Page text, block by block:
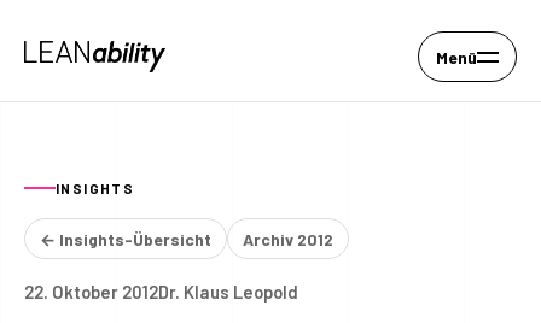
Menü
INSIGHTS
← Insights-Übersicht Archiv 2012
22. Oktober 2012Dr. Klaus Leopold